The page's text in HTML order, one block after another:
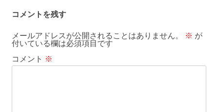
ー
シ
コメントを残す
メールアドレスが公開されることはありません。
※ が
付いている欄は必須項目です
コメント ※